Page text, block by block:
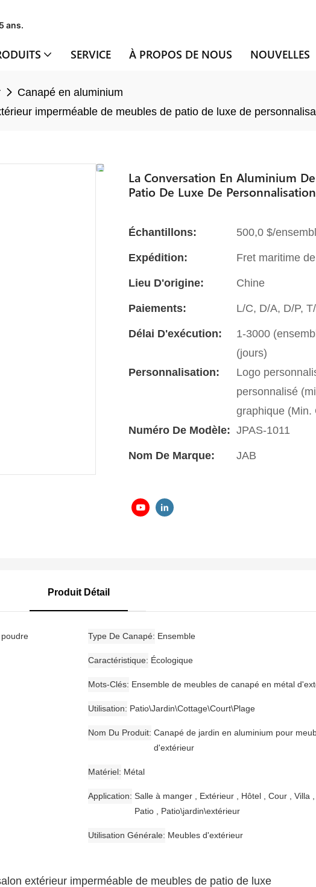
ans.
SERVICE À PROPOS DE NOUS NOUVELLES
Canapé en aluminium
imperméable de meubles de patio de luxe de
La Conversation En Aluminium
Patio De Luxe De
Échantillons: 500,0 $/
Expédition: Fret maritime
Lieu D'origine: Chine
Paiements: L/C, D/A, D/P,
Délai D'exécution:
1-3000
(jours)
Personnalisation:
Logo
personnalisé
graphique (Min.
Numéro De Modèle: JPAS-1011
Nom De Marque: JAB
Produit Détail
Type De Canapé Ensemble
Caractéristique Écologique
Mots-Clés Ensemble de meubles de canapé en métal
Utilisation Patio\Jardin\Cottage\Court\Plage
Nom Du Produit Canapé de jardin en aluminium pour
d'extérieur
Matériel Métal
Application Salle à manger , Extérieur , Hôtel , Cour , Villa ,
Patio , Patio\jardin\extérieur
Utilisation Générale Meubles d'extérieur